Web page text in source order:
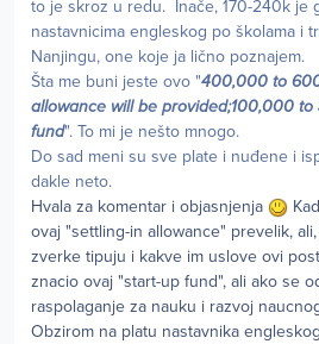
to je skroz u redu. Inače, 170-240k je
nastavnicima engleskog po školama i
Nanjingu, one koje ja lično poznajem.
Šta me buni jeste ovo "400,000 to
allowance will be provided;100,000
fund". To mi je nešto mnogo.
Do sad meni su sve plate i nuđene i
dakle neto.
Hvala za komentar i objasnjenja
ovaj "settling-in allowance" prevelik,
zverke tipuju i kakve im uslove ovi
znacio ovaj "start-up fund", ali ako se
raspolaganje za nauku i razvoj
Obzirom na platu nastavnika